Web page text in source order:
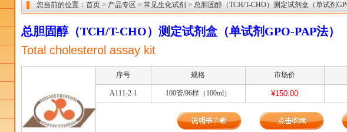
您当前的位置： 首页> 产品专区 > 常见生化试剂 > 总胆固醇（TCH/T-CHO）测定试剂盒（单试剂
总胆固醇（TCH/T-CHO）测定试剂盒（单试剂GPO-PAP法）
Total cholesterol assay kit
序号 规格 市场价
A111-2-1 100管/96样（100ml） ¥150.00